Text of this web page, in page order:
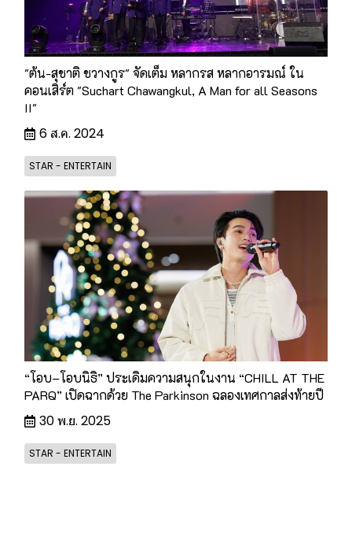
"ต้น-สุชาติ ชวางกูร" จัดเต็ม หลากรส หลากอารมณ์ ใน
คอนเสิร์ต "Suchart Chawangkul, A Man for all Seasons
II"
6 ส.ค. 2024
STAR - ENTERTAIN
“โอบ–โอบนิธิ” ประเดิมความสนุกในงาน “CHILL AT THE
PARQ” เปิดฉากด้วย The Parkinson ฉลองเทศกาลส่งท้ายปี
30 พ.ย. 2025
STAR - ENTERTAIN